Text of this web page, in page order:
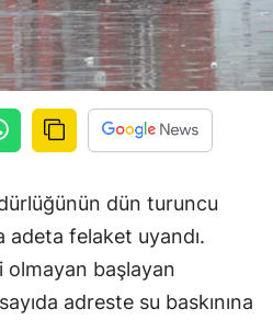
dün turuncu
adeta felaket uyandı.
olmayan başlayan
adreste su baskınına